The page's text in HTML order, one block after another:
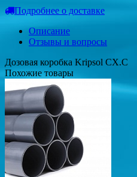
Подробнее о доставке
Описание
Отзывы и вопросы
Дозовая коробка Kripsol CX.C
Похожие товары